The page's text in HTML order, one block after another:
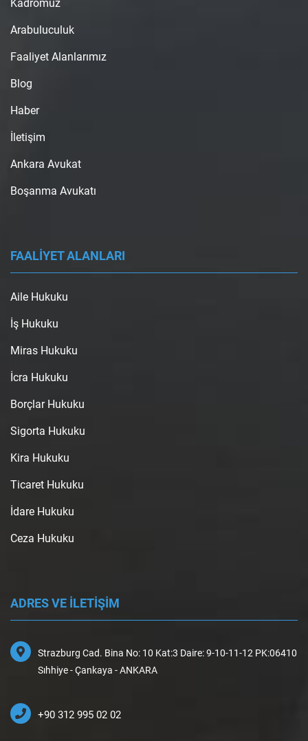
Kadromuz
Arabuluculuk
Faaliyet Alanlarımız
Blog
Haber
İletişim
Ankara Avukat
Boşanma Avukatı
FAALİYET ALANLARI
Aile Hukuku
İş Hukuku
Miras Hukuku
İcra Hukuku
Borçlar Hukuku
Sigorta Hukuku
Kira Hukuku
Ticaret Hukuku
İdare Hukuku
Ceza Hukuku
ADRES VE İLETİŞİM
Strazburg Cad. Bina No: 10 Kat:3 Daire: 9-10-11-12 PK:06410
Sıhhiye - Çankaya - ANKARA
+90 312 995 02 02